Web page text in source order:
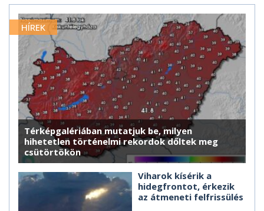
HÍREK
Térképgalériában mutatjuk be, milyen
hihetetlen történelmi rekordok dőltek meg
csütörtökön
Viharok kísérik a
hidegfrontot, érkezik
az átmeneti felfrissülés